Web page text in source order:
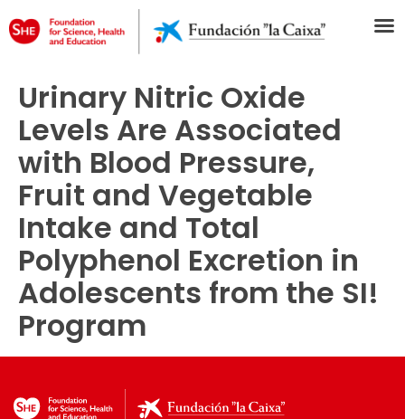
Urinary Nitric Oxide
Levels Are Associated
with Blood Pressure,
Fruit and Vegetable
Intake and Total
Polyphenol Excretion in
Adolescents from the SI!
Program